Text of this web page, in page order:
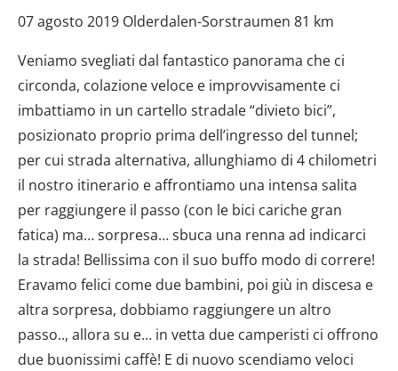
07 agosto 2019 Olderdalen-Sorstraumen 81 km
Veniamo svegliati dal fantastico panorama che ci
circonda, colazione veloce e improvvisamente ci
imbattiamo in un cartello stradale “divieto bici”,
posizionato proprio prima dell’ingresso del tunnel;
per cui strada alternativa, allunghiamo di 4 chilometri
il nostro itinerario e affrontiamo una intensa salita
per raggiungere il passo (con le bici cariche gran
fatica) ma… sorpresa… sbuca una renna ad indicarci
la strada! Bellissima con il suo buffo modo di correre!
Eravamo felici come due bambini, poi giù in discesa e
altra sorpresa, dobbiamo raggiungere un altro
passo.., allora su e… in vetta due camperisti ci offrono
due buonissimi caffè! E di nuovo scendiamo veloci